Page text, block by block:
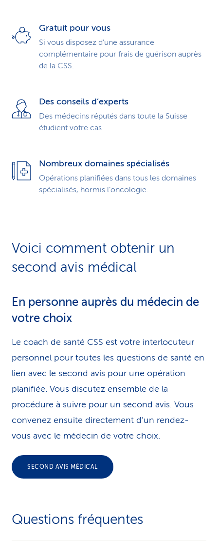
Gratuit pour vous
Si vous disposez d’une assurance
complémentaire pour frais de guérison auprès
de la CSS.
Des conseils d’experts
Des médecins réputés dans toute la Suisse
étudient votre cas.
Nombreux domaines spécialisés
Opérations planifiées dans tous les domaines
spécialisés, hormis l’oncologie.
Voici comment obtenir un
second avis médical
En personne auprès du médecin de
votre choix
Le coach de santé CSS est votre interlocuteur
personnel pour toutes les questions de santé en
lien avec le second avis pour une opération
planifiée. Vous discutez ensemble de la
procédure à suivre pour un second avis. Vous
convenez ensuite directement d’un rendez-
vous avec le médecin de votre choix.
SECOND AVIS MÉDICAL
Questions fréquentes